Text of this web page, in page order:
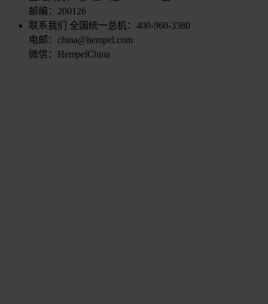
邮编：200126
联系我们
全国统一总机：400-960-3380
电邮：china@hempel.com
微信：HempelChina